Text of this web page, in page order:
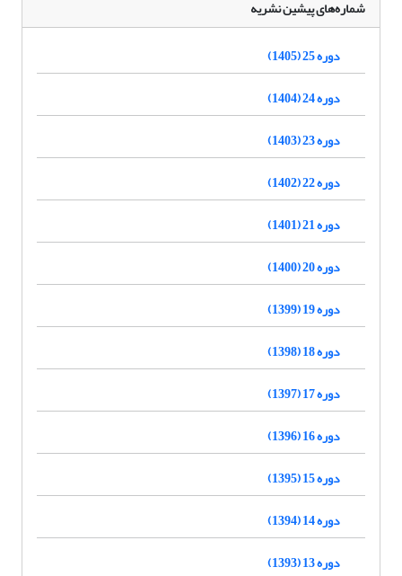
شماره‌های پیشین نشریه
دوره 25 (1405)
دوره 24 (1404)
دوره 23 (1403)
دوره 22 (1402)
دوره 21 (1401)
دوره 20 (1400)
دوره 19 (1399)
دوره 18 (1398)
دوره 17 (1397)
دوره 16 (1396)
دوره 15 (1395)
دوره 14 (1394)
دوره 13 (1393)